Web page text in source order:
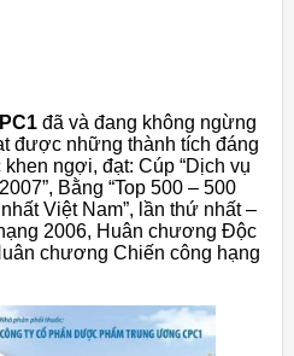
đã và đang không ngừng
được những thành tích đáng
ngợi, đạt: Cúp “Dịch vụ
Bằng “Top 500 – 500
Việt Nam”, lần thứ nhất –
2006, Huân chương Độc
chương Chiến công hạng